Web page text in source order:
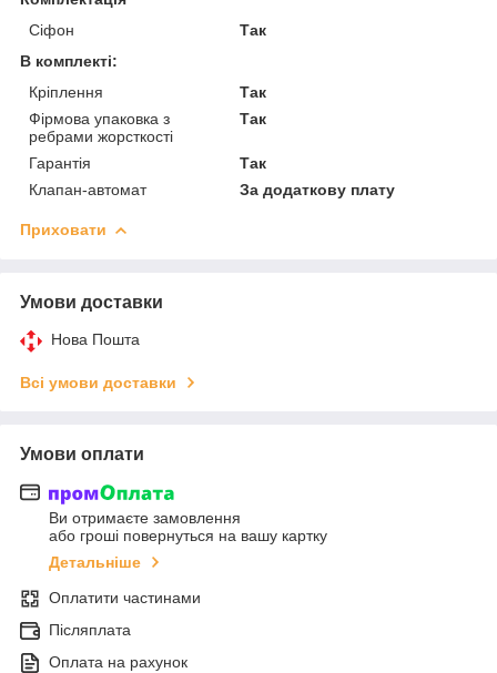
Сіфон
Так
В комплекті:
Кріплення
Так
Фірмова упаковка з
ребрами жорсткості
Так
Гарантія
Так
Клапан-автомат
За додаткову плату
Приховати
Умови доставки
Нова Пошта
Всі умови доставки
Умови оплати
Ви отримаєте замовлення
або гроші повернуться на вашу картку
Детальніше
Оплатити частинами
Післяплата
Оплата на рахунок